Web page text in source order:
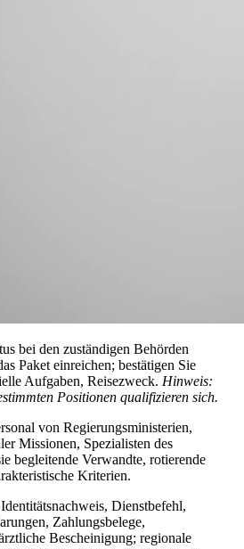
bei den zuständigen Behörden
Paket einreichen; bestätigen Sie
Aufgaben, Reisezweck. Hinweis:
Positionen qualifizieren sich.
von Regierungsministerien,
Missionen, Spezialisten des
begleitende Verwandte, rotierende
Kriterien.
Dienstbefehl,
Zahlungsbelege,
Bescheinigung; regionale